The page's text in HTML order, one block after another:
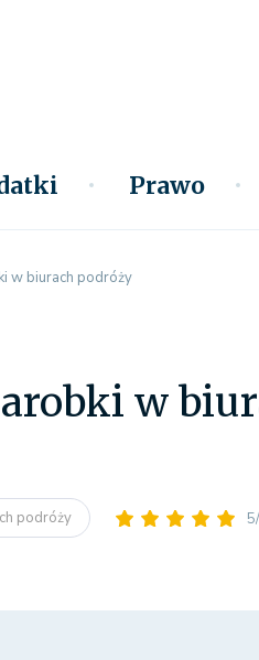
Prawo
w biurach podróży
w
podróży